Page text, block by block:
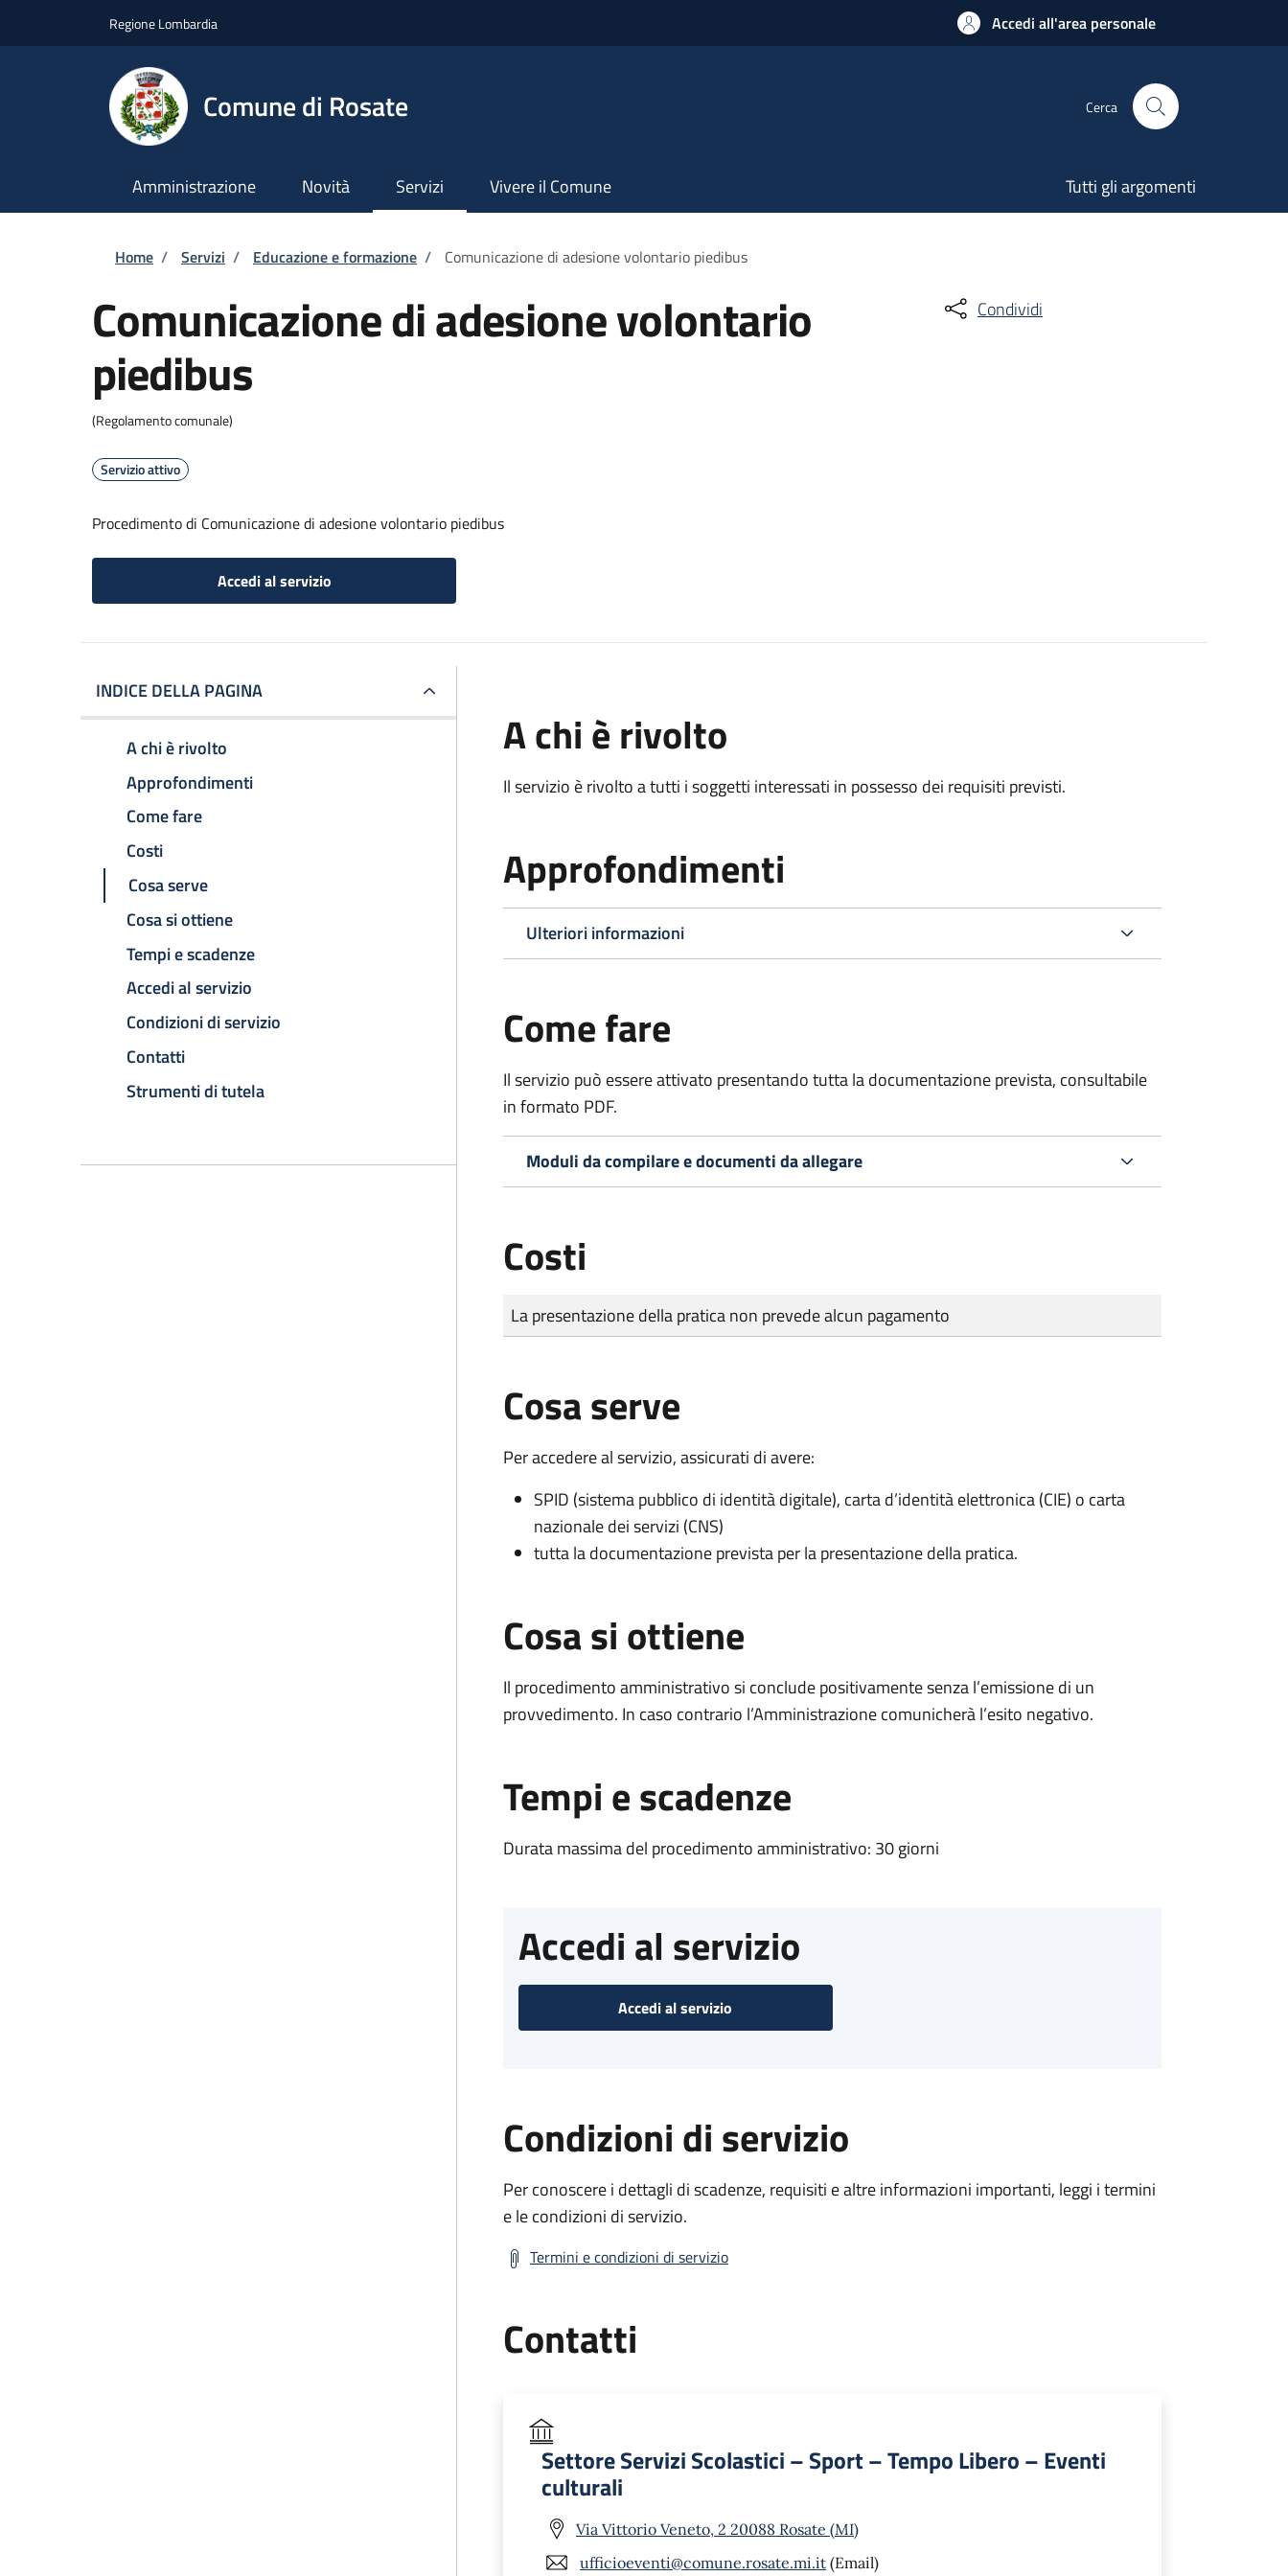
Regione Lombardia Accedi all'area personale
Comune di Rosate Cerca
Amministrazione Novità Servizi Vivere il Comune Tutti gli argomenti
Briciole di pane
Home / Servizi / Educazione e formazione / Comunicazione di adesione volontario piedibus
Comunicazione di adesione volontario
piedibus
(Regolamento comunale)
Servizio attivo
Procedimento di Comunicazione di adesione volontario piedibus
Accedi al servizio
Condividi
INDICE DELLA PAGINA
A chi è rivolto
Approfondimenti
Come fare
Costi
Cosa serve
Cosa si ottiene
Tempi e scadenze
Accedi al servizio
Condizioni di servizio
Contatti
Strumenti di tutela
A chi è rivolto
Il servizio è rivolto a tutti i soggetti interessati in possesso dei requisiti previsti.
Approfondimenti
Ulteriori informazioni
Come fare
Il servizio può essere attivato presentando tutta la documentazione prevista, consultabile
in formato PDF.
Moduli da compilare e documenti da allegare
Costi
Tipo di pagamento
Importo
La presentazione della pratica non prevede alcun pagamento
Cosa serve
Per accedere al servizio, assicurati di avere:
SPID (sistema pubblico di identità digitale), carta d’identità elettronica (CIE) o carta
nazionale dei servizi (CNS)
tutta la documentazione prevista per la presentazione della pratica.
Cosa si ottiene
Il procedimento amministrativo si conclude positivamente senza l’emissione di un
provvedimento. In caso contrario l’Amministrazione comunicherà l’esito negativo.
Tempi e scadenze
Durata massima del procedimento amministrativo: 30 giorni
Accedi al servizio
Accedi al servizio
Condizioni di servizio
Per conoscere i dettagli di scadenze, requisiti e altre informazioni importanti, leggi i termini
e le condizioni di servizio.
Termini e condizioni di servizio
Contatti
Settore Servizi Scolastici – Sport – Tempo Libero – Eventi
culturali
Via Vittorio Veneto, 2 20088 Rosate (MI)
ufficioeventi@comune.rosate.mi.it (Email)